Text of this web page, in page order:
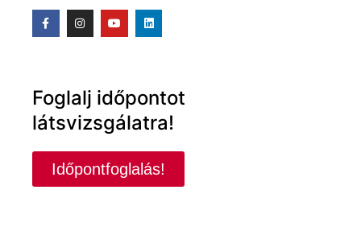
Foglalj időpontot
látsvizsgálatra!
Időpontfoglalás!